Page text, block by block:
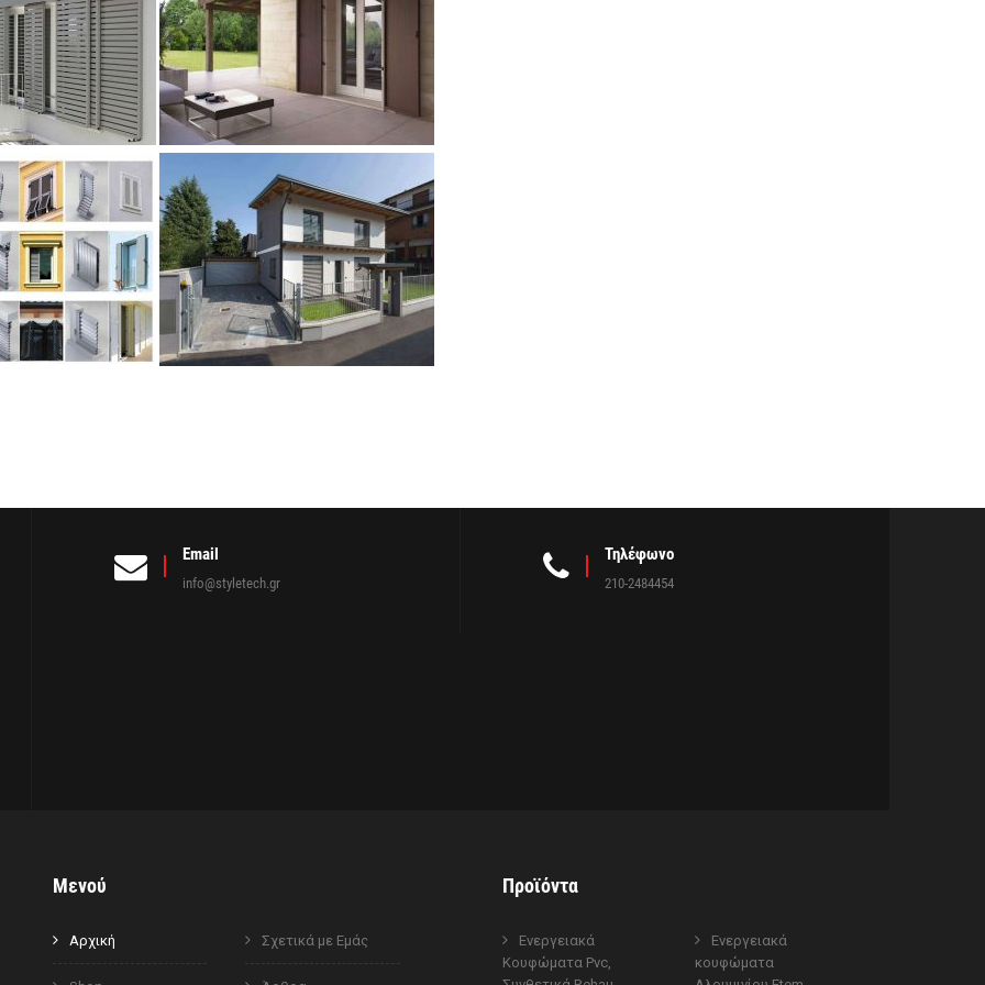
Email
info@styletech.gr
Τηλέφωνο
210-2484454
Μενού
Αρχική Σχετικά με Εμάς
Προϊόντα
Ενεργειακά
Κουφώματα Pvc,
Ενεργειακά
κουφώματα